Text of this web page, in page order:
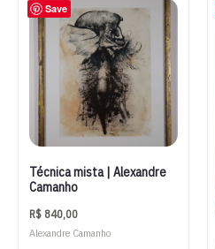
Save
Técnica mista | Alexandre
Camanho
R$ 840,00
Alexandre Camanho